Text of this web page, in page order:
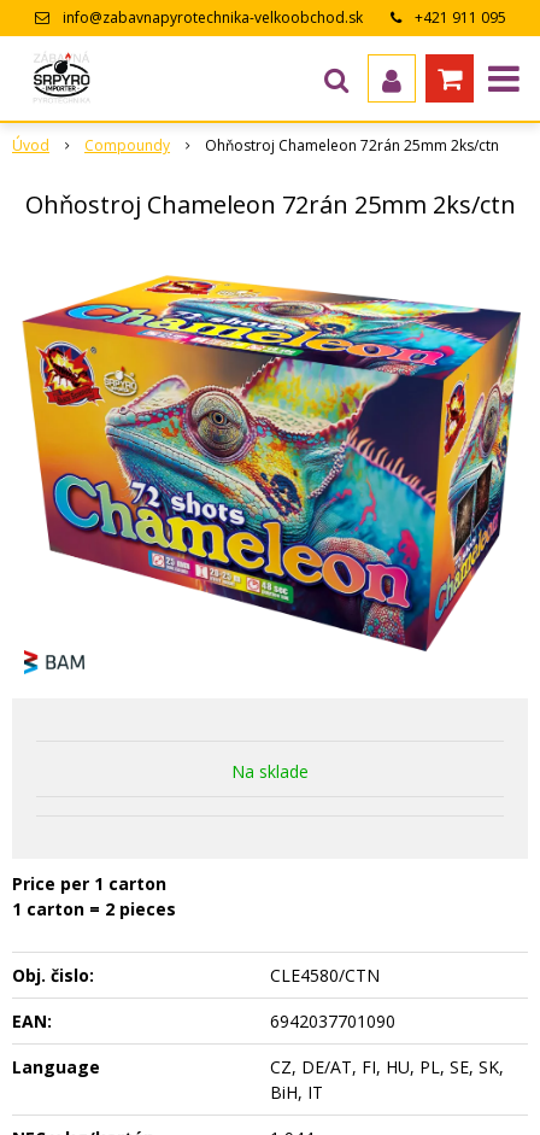
info@zabavnapyrotechnika-velkoobchod.sk
+421 911 095
Úvod Compoundy Ohňostroj Chameleon 72rán 25mm 2ks/ctn
Ohňostroj Chameleon 72rán 25mm 2ks/ctn
Na sklade
Price per 1 carton
1 carton = 2 pieces
Obj. čislo:
CLE4580/CTN
EAN:
6942037701090
Language
CZ, DE/AT, FI, HU, PL, SE, SK,
BiH, IT